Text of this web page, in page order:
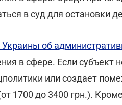
в суд для остановки
Украины об
в сфере. Если субъект
или создает
1700 до 3400 грн.).